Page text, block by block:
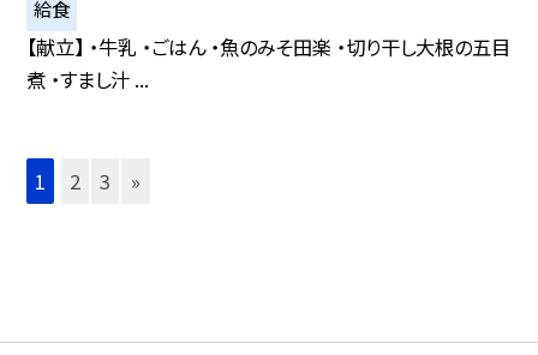
給食
【献立】 ・牛乳 ・ごはん ・魚のみそ田楽 ・切り干し大根の五目
煮 ・すまし汁 ...
1 2 3 »